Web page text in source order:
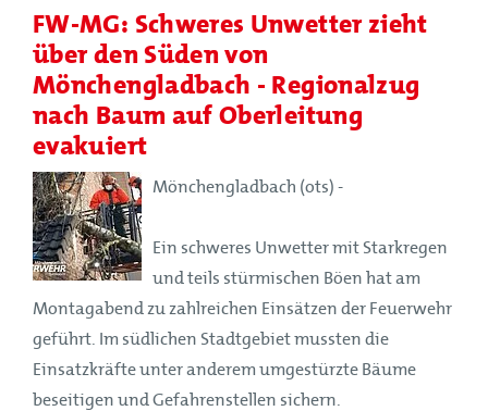
FW-MG: Schweres Unwetter zieht
über den Süden von
Mönchengladbach - Regionalzug
nach Baum auf Oberleitung
evakuiert
Mönchengladbach (ots) -
Ein schweres Unwetter mit Starkregen
und teils stürmischen Böen hat am
Montagabend zu zahlreichen Einsätzen der Feuerwehr
geführt. Im südlichen Stadtgebiet mussten die
Einsatzkräfte unter anderem umgestürzte Bäume
beseitigen und Gefahrenstellen sichern.